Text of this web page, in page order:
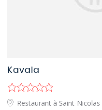
Kavala
Restaurant à Saint-Nicolas